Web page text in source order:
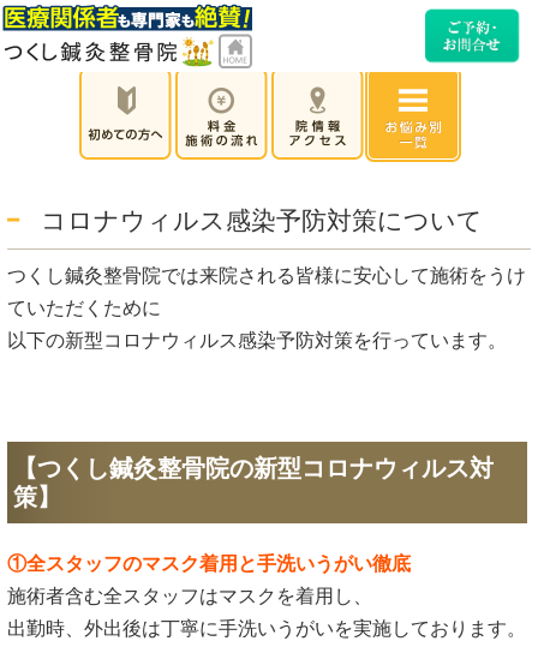
コロナウィルス感染予防対策について
つくし鍼灸整骨院では来院される皆様に安心して施術をうけ
ていただくために
以下の新型コロナウィルス感染予防対策を行っています。
【つくし鍼灸整骨院の新型コロナウィルス対
策】
①全スタッフのマスク着用と手洗いうがい徹底
施術者含む全スタッフはマスクを着用し、
出勤時、外出後は丁寧に手洗いうがいを実施しております。